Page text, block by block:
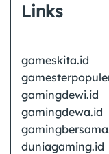
Links
gameskita.id
gamingdewi.id
gamingdewa.id
duniagaming.id